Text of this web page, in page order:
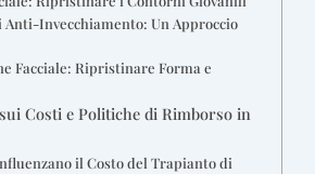
Invecchiamento: Un Approccio
Facciale: Ripristinare Forma e
Costi e Politiche di Rimborso in
il Costo del Trapianto di